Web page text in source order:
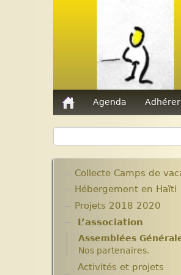
Agenda Adhérer
Collecte Camps de
Hébergement en Haïti
Projets 2018 2020
L’association
Assemblées
Nos partenaires.
Activités et projets